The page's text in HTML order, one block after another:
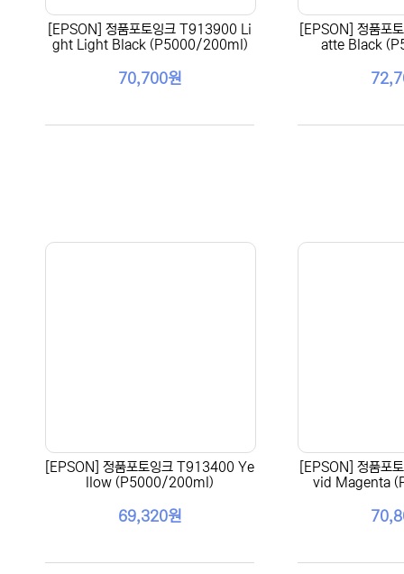
[EPSON] 정품포토잉크 T913900 Li
ght Light Black (P5000/200ml)
70,700원
[EPSON] 정품포
atte Black
[EPSON] 정품포토잉크 T913400 Ye
llow (P5000/200ml)
69,320원
[EPSON] 정품포
vid Magenta